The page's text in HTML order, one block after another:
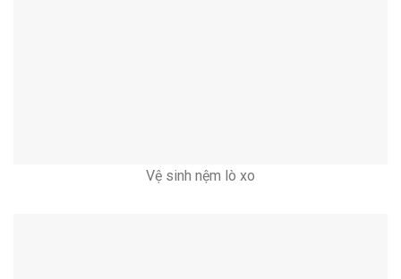
Vệ sinh nệm lò xo